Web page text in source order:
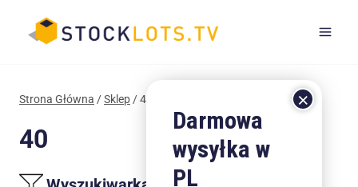
Strona Główna /Sklep/40
40